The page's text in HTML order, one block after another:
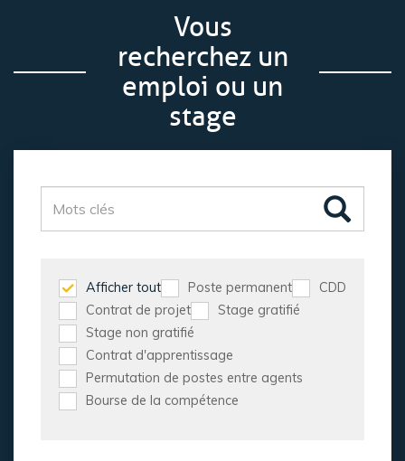
Vous
recherchez un
emploi ou un
stage
Afficher tout Poste permanent
CDD
Contrat de projet
Stage gratifié
Stage non gratifié
Contrat d'apprentissage
Permutation de postes entre agents
Bourse de la compétence